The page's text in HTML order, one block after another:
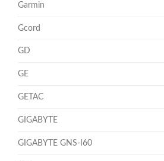
Garmin
Gcord
GD
GE
GETAC
GIGABYTE
GIGABYTE GNS-I60